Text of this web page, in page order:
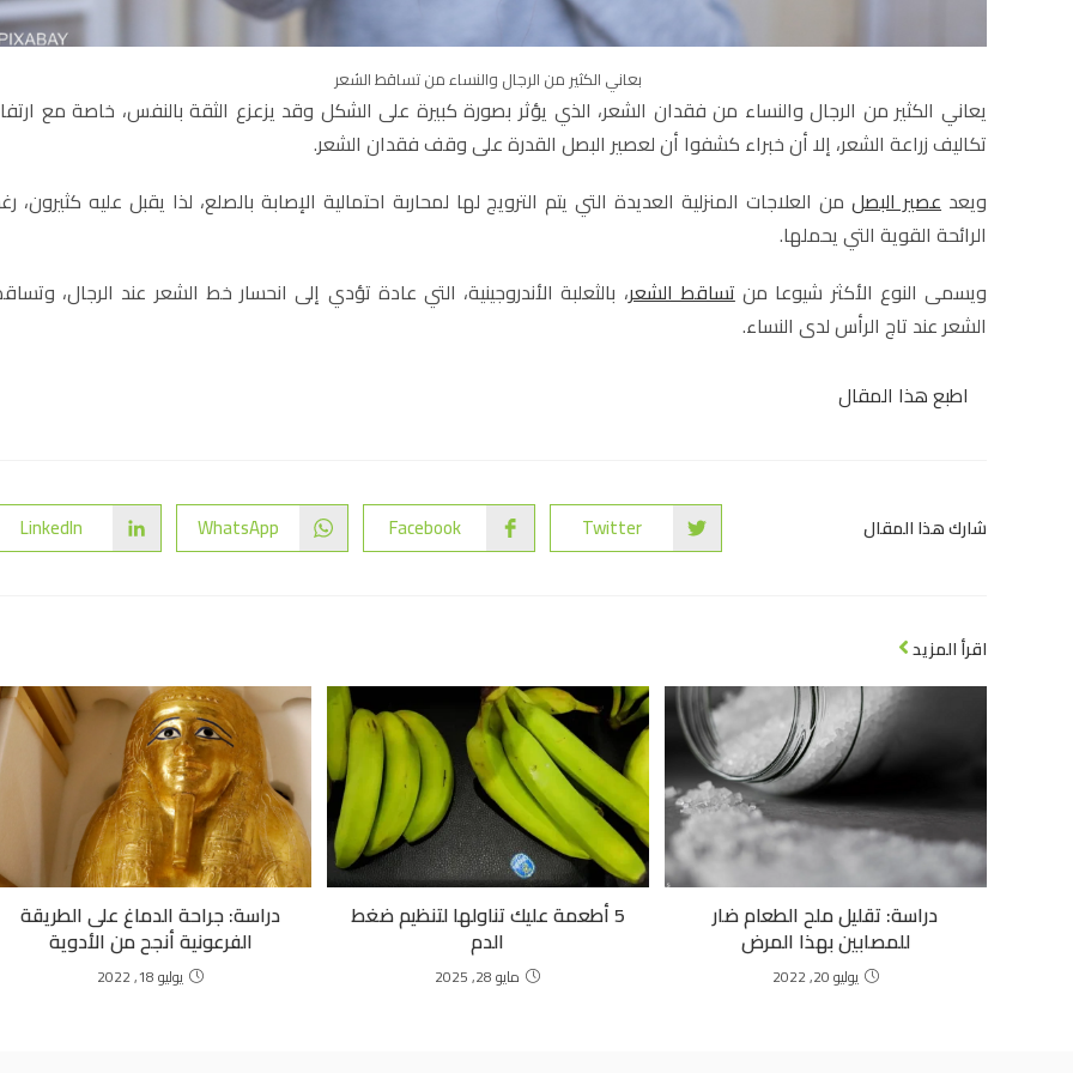
بعاني الكثير من الرجال والنساء من تساقط الشعر
يعاني الكثير من الرجال والنساء من فقدان الشعر، الذي يؤثر بصورة كبيرة على الشكل وقد يزعزع الثقة بالنفس، خاصة مع
تكاليف زراعة الشعر، إلا أن خبراء كشفوا أن لعصير البصل القدرة على وقف فقدان الشعر.
ويعد عصير البصلمن العلاجات المنزلية العديدة التي يتم الترويج لها لمحاربة احتمالية الإصابة بالصلع، لذا يقبل عليه كثيرون،
الرائحة القوية التي يحملها.
ويسمى النوع الأكثر شيوعا منتساقط الشعر، بالثعلبة الأندروجينية، التي عادة تؤدي إلى انحسار خط الشعر عند الرجال،
الشعر عند تاج الرأس لدى النساء.
اطبع هذا المقال
شارك هذا المقال Twitter
Facebook
WhatsApp
LinkedIn
اقرأ المزيد
دراسة: جراحة الدماغ على الطريقة
الفرعونية أنجح من الأدوية
يوليو 18, 2022
5 أطعمة عليك تناولها لتنظيم ضغط
الدم
مايو 28, 2025
دراسة: تقليل ملح الطعام ضار
للمصابين بهذا المرض
يوليو 20, 2022